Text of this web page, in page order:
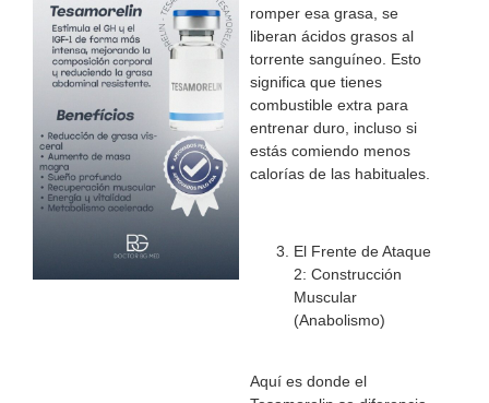
romper esa grasa, se
liberan ácidos grasos al
torrente sanguíneo. Esto
significa que tienes
combustible extra para
entrenar duro, incluso si
estás comiendo menos
calorías de las habituales.
El Frente de Ataque
2: Construcción
Muscular
(Anabolismo)
Aquí es donde el